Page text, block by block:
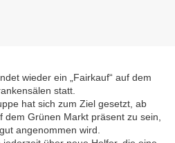
wieder ein „Fairkauf“ auf dem
statt.
hat sich zum Ziel gesetzt, ab
Grünen Markt präsent zu sein,
angenommen wird.